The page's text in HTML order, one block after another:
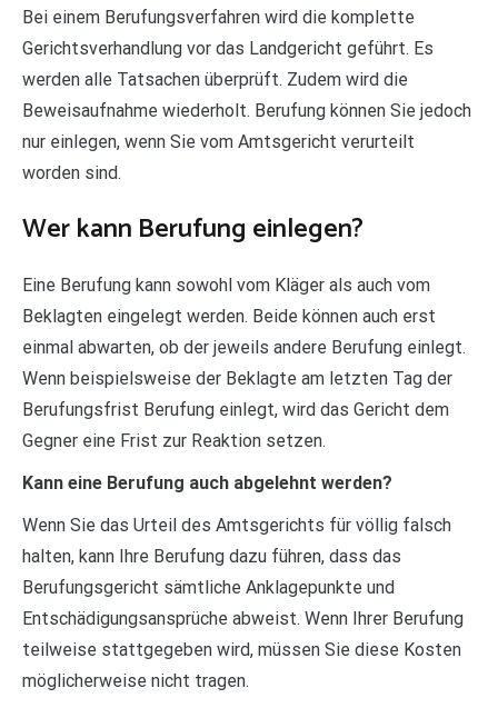
Bei einem Berufungsverfahren wird die komplette
Gerichtsverhandlung vor das Landgericht geführt. Es
werden alle Tatsachen überprüft. Zudem wird die
Beweisaufnahme wiederholt. Berufung können Sie jedoch
nur einlegen, wenn Sie vom Amtsgericht verurteilt
worden sind.
Wer kann Berufung einlegen?
Eine Berufung kann sowohl vom Kläger als auch vom
Beklagten eingelegt werden. Beide können auch erst
einmal abwarten, ob der jeweils andere Berufung einlegt.
Wenn beispielsweise der Beklagte am letzten Tag der
Berufungsfrist Berufung einlegt, wird das Gericht dem
Gegner eine Frist zur Reaktion setzen.
Kann eine Berufung auch abgelehnt werden?
Wenn Sie das Urteil des Amtsgerichts für völlig falsch
halten, kann Ihre Berufung dazu führen, dass das
Berufungsgericht sämtliche Anklagepunkte und
Entschädigungsansprüche abweist. Wenn Ihrer Berufung
teilweise stattgegeben wird, müssen Sie diese Kosten
möglicherweise nicht tragen.